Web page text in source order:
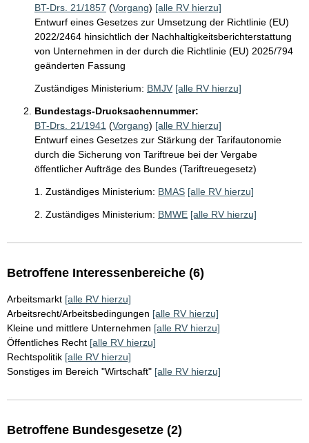
BT-Drs. 21/1857 (Vorgang) [alle RV hierzu]
Entwurf eines Gesetzes zur Umsetzung der Richtlinie (EU)
2022/2464 hinsichtlich der Nachhaltigkeitsberichterstattung
von Unternehmen in der durch die Richtlinie (EU) 2025/794
geänderten Fassung
Zuständiges Ministerium: BMJV [alle RV hierzu]
Bundestags-Drucksachennummer:
BT-Drs. 21/1941 (Vorgang) [alle RV hierzu]
Entwurf eines Gesetzes zur Stärkung der Tarifautonomie
durch die Sicherung von Tariftreue bei der Vergabe
öffentlicher Aufträge des Bundes (Tariftreuegesetz)
1. Zuständiges Ministerium: BMAS [alle RV hierzu]
2. Zuständiges Ministerium: BMWE [alle RV hierzu]
Betroffene Interessenbereiche (6)
Arbeitsmarkt [alle RV hierzu]
Arbeitsrecht/Arbeitsbedingungen [alle RV hierzu]
Kleine und mittlere Unternehmen [alle RV hierzu]
Öffentliches Recht [alle RV hierzu]
Rechtspolitik [alle RV hierzu]
Sonstiges im Bereich "Wirtschaft" [alle RV hierzu]
Betroffene Bundesgesetze (2)